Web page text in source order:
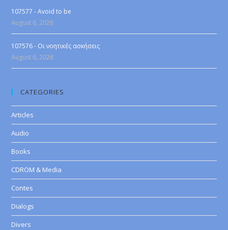
107577 - Avoid to be
August 6, 2026
107576 - Οι νοητικές ασκήσεις
August 6, 2026
CATEGORIES
Articles
Audio
Books
CDROM & Media
Contes
Dialogs
Divers